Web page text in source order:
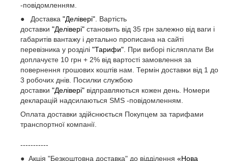
-повідомленням.
● Доставка "Делівері" . Вартість
доставки "Делівері" становить від 35 грн залежно від ваги і
габаритів вантажу і детально прописана на сайті
перевізника у розділі "Тарифи" . При виборі післяплати Ви
доплачуєте 10 грн + 2% від вартості замовлення за
повернення грошових коштів нам. Термін доставки від 1 до
3 робочих днів. Посилки службою
доставки "Делівері" відправляються кожен день. Номери
декларацій надсилаються SMS -повідомленням.
Оплата доставки здійснюється Покупцем за тарифами
транспортної компанії.
-----------
● Акція "Безкоштовна доставка" до відділення «Нова